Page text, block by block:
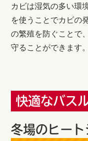
カビは湿気の多い環
を使うことでカビの
の繁殖を防ぐことで
守ることができます。
快適なバス
冬場のヒー